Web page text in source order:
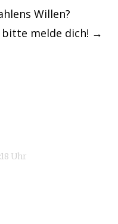
Willen?
melde dich! →
Uhr